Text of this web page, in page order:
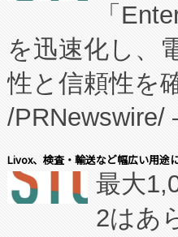
たNeXは、
従来のフェッ
に、患者やサ
キー方式で拡
す。FCCM‑
患者にとって
のアクセス
「
を迅速化し、
性と信頼性を
/PRNewswire/
会社エーアイ
President原
ードする
Livox、検査・輸送など幅広い用途
最大
2はあ